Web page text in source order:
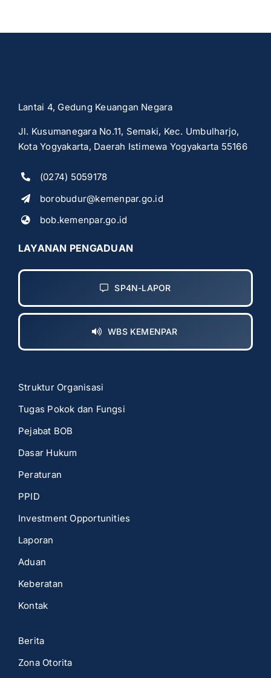
Lantai 4, Gedung Keuangan Negara
Jl. Kusumanegara No.11, Semaki, Kec. Umbulharjo,
Kota Yogyakarta, Daerah Istimewa Yogyakarta 55166
(0274) 5059178
borobudur@kemenpar.go.id
bob.kemenpar.go.id
LAYANAN PENGADUAN
SP4N-LAPOR
WBS KEMENPAR
Struktur Organisasi
Tugas Pokok dan Fungsi
Pejabat BOB
Dasar Hukum
Peraturan
PPID
Investment Opportunities
Laporan
Aduan
Keberatan
Kontak
Berita
Zona Otorita